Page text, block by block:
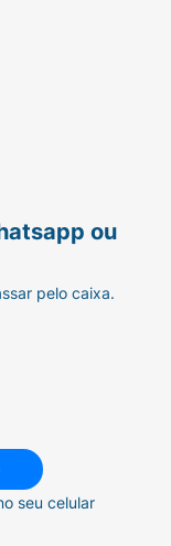
ou
pelo caixa.
seu celular